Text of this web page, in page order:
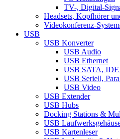
TV-, Digital-
Headsets, Kopfhörer
Videokonferenz-
USB
USB Konverter
USB Audio
USB Ethernet
USB SATA,
USB Seriell,
USB Video
USB Extender
USB Hubs
Docking Stations &
USB
USB Kartenleser